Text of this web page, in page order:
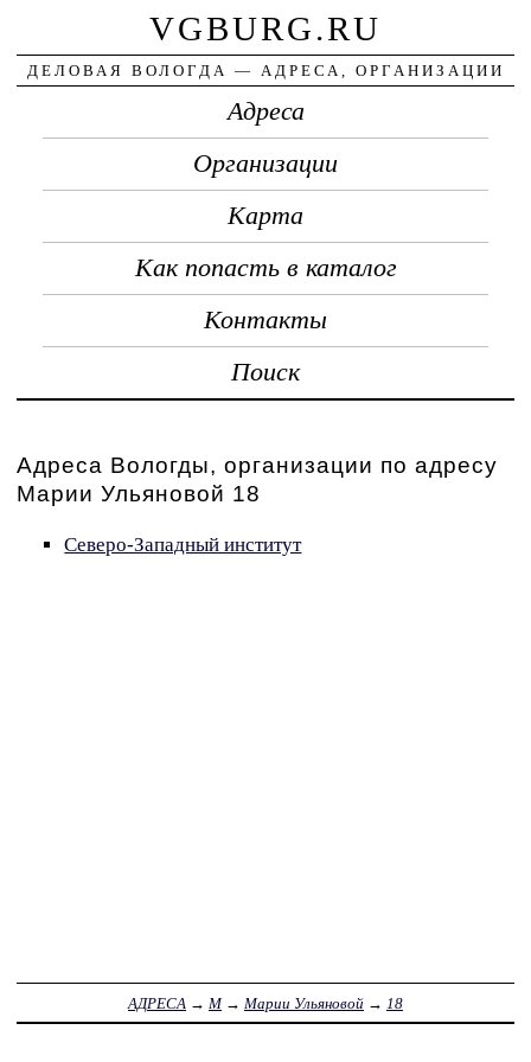
VGBURG.RU
ДЕЛОВАЯ ВОЛОГДА — АДРЕСА, ОРГАНИЗАЦИИ
Адреса
Организации
Карта
Как попасть в каталог
Контакты
Поиск
Адреса Вологды, организации по адресу
Марии Ульяновой 18
Северо-Западный институт
АДРЕСА → М→ Марии Ульяновой → 18